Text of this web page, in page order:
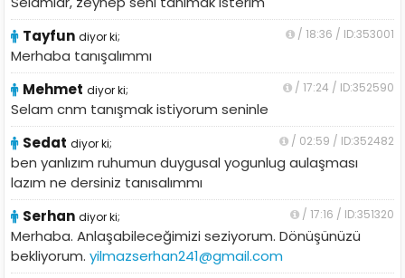
Tayfun diyor ki; / 18:36 / ID:353001
Merhaba tanışalımmı
Mehmet diyor ki; / 17:24 / ID:352590
Selam cnm tanışmak istiyorum seninle
Sedat diyor ki; / 02:59 / ID:352482
ben yanlızım ruhumun duygusal yogunlug aulaşması
lazım ne dersiniz tanısalımmı
Serhan diyor ki; / 17:16 / ID:351320
Merhaba. Anlaşabileceğimizi seziyorum. Dönüşünüzü
bekliyorum.yilmazserhan241@gmail.com